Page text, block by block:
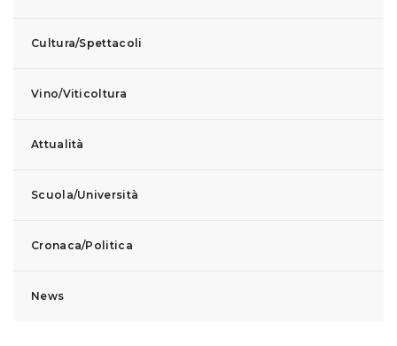
Cultura/Spettacoli
Vino/Viticoltura
Attualità
Scuola/Università
Cronaca/Politica
News